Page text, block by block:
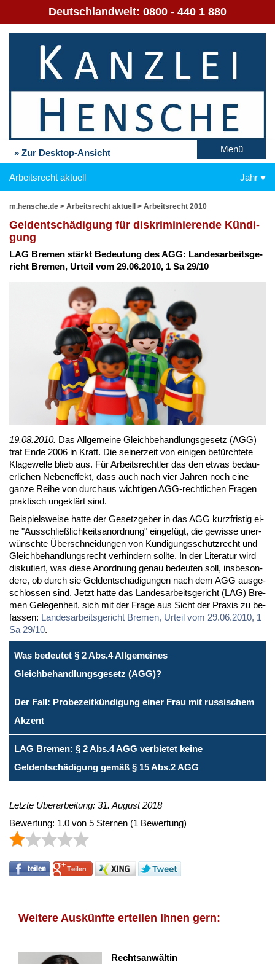
Deutschlandweit: 0800 - 440 1 880
» Zur Desktop-Ansicht Menü
Arbeitsrecht aktuell Jahr
m.hensche.de > Arbeitsrecht aktuell > Arbeitsrecht 2010
Gel­dent­schä­di­gung für dis­kri­mi­nie­ren­de Kün­di­
gung
LAG Bre­men stärkt Be­deu­tung des AGG: Lan­des­ar­beits­ge­
richt Bre­men, Ur­teil vom 29.06.2010, 1 Sa 29/10
19.08.2010. Das All­ge­mei­ne Gleich­be­hand­lungs­ge­setz (AGG)
trat En­de 2006 in Kraft. Die sei­ner­zeit von ei­ni­gen be­fürch­te­te
Kla­ge­wel­le blieb aus. Für Ar­beits­recht­ler das den et­was be­dau­
er­li­chen Ne­ben­ef­fekt, dass auch nach vier Jah­ren noch ei­ne
gan­ze Rei­he von durch­aus wich­ti­gen AGG-recht­li­chen Fra­gen
prak­tisch un­ge­klärt sind.
Bei­spiels­wei­se hat­te der Ge­setz­ge­ber in das AGG kurz­fris­tig ei­
ne "Aus­schließ­lich­keits­an­ord­nung" ein­ge­fügt, die ge­wis­se un­er­
wünsch­te Über­schnei­dun­gen von Kün­di­gungs­schutz­recht und
Gleich­be­hand­lungs­recht ver­hin­dern soll­te. In der Li­te­ra­tur wird
dis­ku­tiert, was die­se An­ord­nung ge­nau be­deu­ten soll, ins­be­son­
de­re, ob durch sie Gel­dent­schä­di­gun­gen nach dem AGG aus­ge­
schlos­sen sind. Jetzt hat­te das Lan­des­ar­beits­ge­richt (LAG) Bre­
men Ge­le­gen­heit, sich mit der Fra­ge aus Sicht der Pra­xis zu be­
fas­sen: Lan­des­ar­beits­ge­richt Bre­men, Ur­teil vom 29.06.2010, 1
Sa 29/10.
Was bedeutet § 2 Abs.4 Allgemeines
Gleichbehandlungsgesetz (AGG)?
Der Fall: Probezeitkündigung einer Frau mit russischem
Akzent
LAG Bremen: § 2 Abs.4 AGG verbietet keine
Geldentschädigung gemäß § 15 Abs.2 AGG
Letzte Überarbeitung: 31. August 2018
Bewertung: 1.0 von 5 Sternen (1 Bewertung)
Weitere Auskünfte erteilen Ihnen gern:
Rechtsanwältin